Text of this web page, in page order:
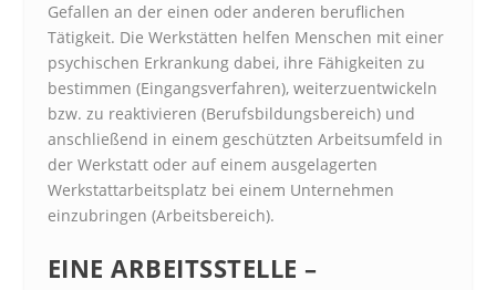
Gefallen an der einen oder anderen beruflichen
Tätigkeit. Die Werkstätten helfen Menschen mit einer
psychischen Erkrankung dabei, ihre Fähigkeiten zu
bestimmen (Eingangsverfahren), weiterzuentwickeln
bzw. zu reaktivieren (Berufsbildungsbereich) und
anschließend in einem geschützten Arbeitsumfeld in
der Werkstatt oder auf einem ausgelagerten
Werkstattarbeitsplatz bei einem Unternehmen
einzubringen (Arbeitsbereich).
EINE ARBEITSSTELLE –